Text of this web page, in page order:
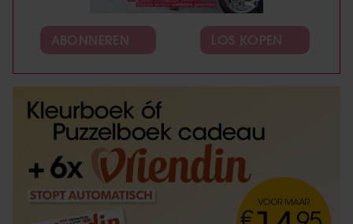
ABONNEREN LOS KOPEN